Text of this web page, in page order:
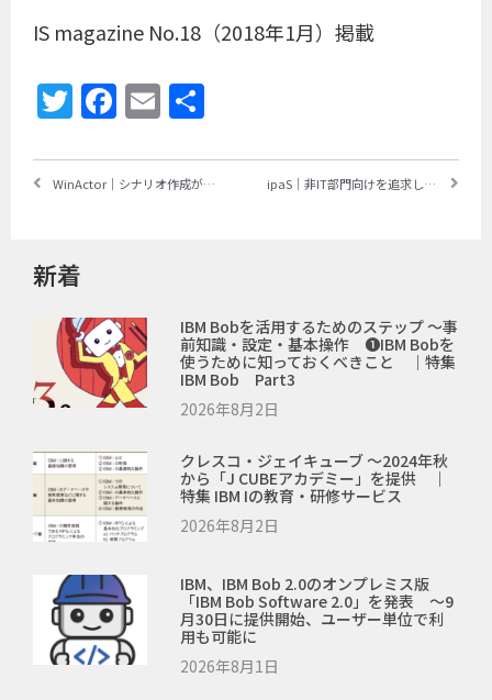
IS magazine No.18（2018年1月）掲載
Twitter
Facebook
Email
WinActor｜シナリオ作成が容易で、スモールスタートしやすい国産RPA ～NTTデータ、NTTデータビジネスブレインズ ipaS｜非IT部門向けを追求した、使いやすいデスクトップ型ツール ～デリバリーコンサルティング
新着
IBM Bobを活用するためのステップ ～事
前知識・設定・基本操作 ❶IBM Bobを
使うために知っておくべきこと ｜特集
IBM Bob Part3
2026年8月2日
クレスコ・ジェイキューブ ～2024年秋
から「J CUBEアカデミー」を提供 ｜
特集 IBM Iの教育・研修サービス
2026年8月2日
IBM、IBM Bob 2.0のオンプレミス版
「IBM Bob Software 2.0」を発表 ～9
月30日に提供開始、ユーザー単位で利
用も可能に
2026年8月1日